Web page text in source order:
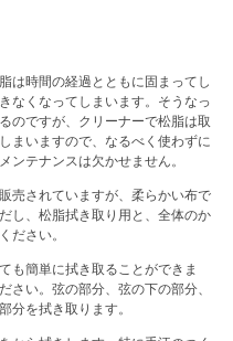
は時間の経過とともに固まってし
なくなってしまいます。そうなっ
のですが、クリーナーで松脂は取
まいますので、なるべく使わずに
ンテナンスは欠かせません。
売されていますが、柔らかい布で
し、松脂拭き取り用と、全体のか
ださい。
も簡単に拭き取ることができま
さい。弦の部分、弦の下の部分、
分を拭き取ります。